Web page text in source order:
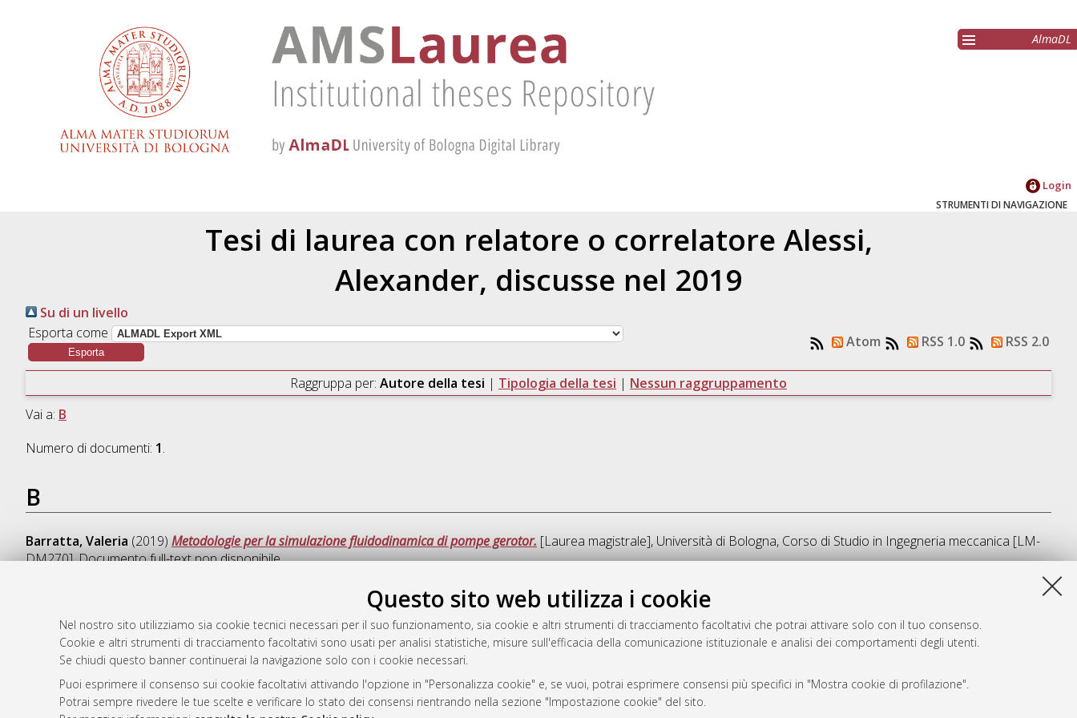
Questo sito web utilizza i cookie
Nel nostro sito utilizziamo sia cookie tecnici necessari per il suo funzionamento, sia cookie e altri strumenti di tracciamento facoltativi che potrai attivare solo con il tuo consenso.
Cookie e altri strumenti di tracciamento facoltativi sono usati per analisi statistiche, misure sull'efficacia della comunicazione istituzionale e analisi dei comportamenti degli utenti.
Se chiudi questo banner continuerai la navigazione solo con i cookie necessari.
Puoi esprimere il consenso sui cookie facoltativi attivando l'opzione in "Personalizza cookie" e, se vuoi, potrai esprimere consensi più specifici in "Mostra cookie di profilazione".
Potrai sempre rivedere le tue scelte e verificare lo stato dei consensi rientrando nella sezione "Impostazione cookie" del sito.
AlmaDL
Login
STRUMENTI DI NAVIGAZIONE
Tesi di laurea con relatore o correlatore Alessi,
Alexander, discusse nel 2019
Su di un livello
Esporta come
Atom RSS 1.0 RSS 2.0
Raggruppa per: Autore della tesi | Tipologia della tesi | Nessun raggruppamento
Vai a: B
Numero di documenti: 1.
B
Barratta, Valeria (2019) Metodologie per la simulazione fluidodinamica di pompe gerotor. [Laurea magistrale], Università di Bologna, Corso di Studio in Ingegneria meccanica [LM-
DM270], Documento full-text non disponibile
Questa lista e' stata generata il Fri Aug 7 08:03:14 2026 CEST
Atom
Rss 2.0
AMS Laurea
Servizio implementato e gestito da
Impostazioni Cookie
Informativa sulla privacy